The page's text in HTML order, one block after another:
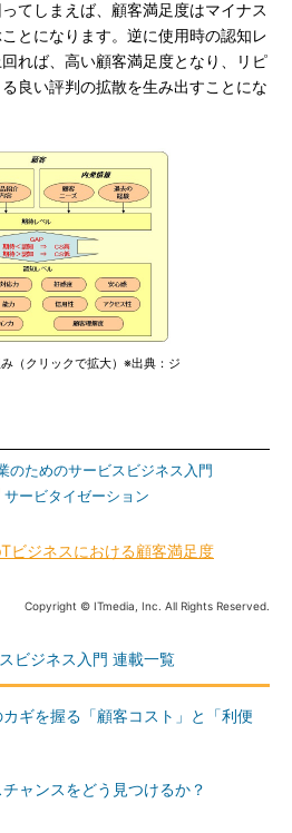
てしまえば、顧客満足度はマイナス
とになります。逆に使用時の認知レ
れば、高い顧客満足度となり、リピ
良い評判の拡散を生み出すことにな
（クリックで拡大）※出典：ジ
のためのサービスビジネス入門
サービタイゼーション
ビジネスにおける顧客満足度
Copyright © ITmedia, Inc. All Rights Reserved.
ビジネス入門 連載一覧
ギを握る「顧客コスト」と「利便
ャンスをどう見つけるか？